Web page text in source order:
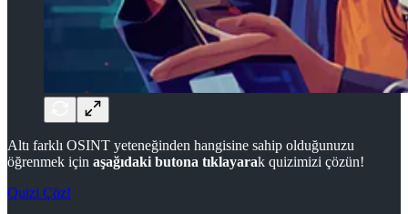
Altı farklı OSINT yeteneğinden hangisine sahip olduğunuzu
öğrenmek için aşağıdaki butona tıklayarak quizimizi çözün!
Quizi Çöz!